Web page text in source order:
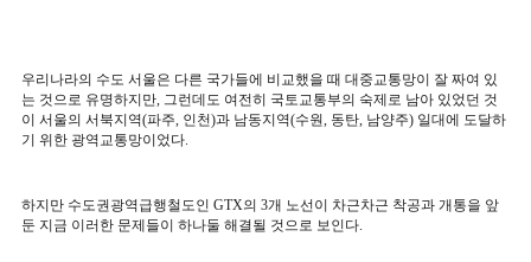
우리나라의 수도 서울은 다른 국가들에 비교했을 때 대중교통망이 잘 짜여 있
는 것으로 유명하지만, 그런데도 여전히 국토교통부의 숙제로 남아 있었던 것
이 서울의 서북지역(파주, 인천)과 남동지역(수원, 동탄, 남양주) 일대에 도달하
기 위한 광역교통망이었다.
하지만 수도권광역급행철도인 GTX의 3개 노선이 차근차근 착공과 개통을 앞
둔 지금 이러한 문제들이 하나둘 해결될 것으로 보인다.